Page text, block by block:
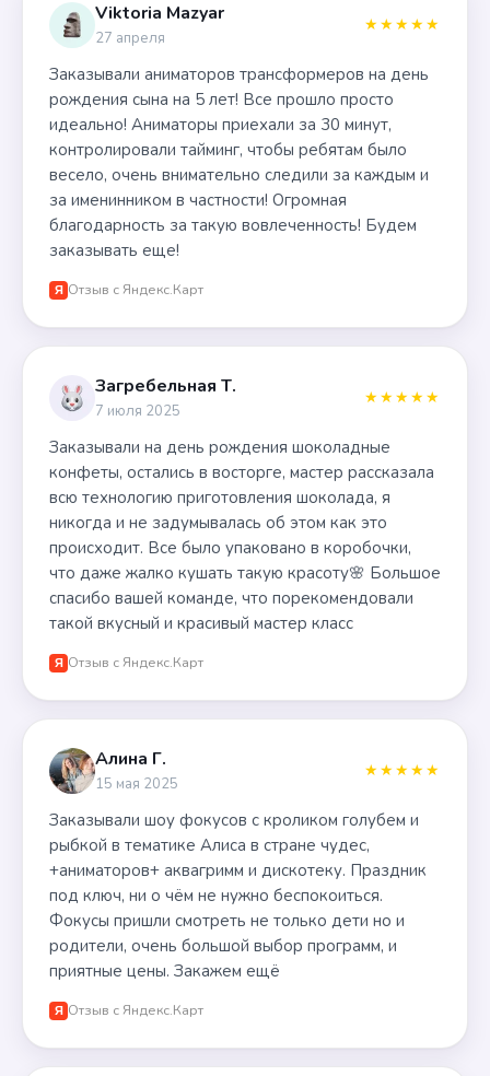
Viktoria Mazyar
27 апреля
★★★★★
Заказывали аниматоров трансформеров на день
рождения сына на 5 лет! Все прошло просто
идеально! Аниматоры приехали за 30 минут,
контролировали тайминг, чтобы ребятам было
весело, очень внимательно следили за каждым и
за именинником в частности! Огромная
благодарность за такую вовлеченность! Будем
заказывать еще!
Я Отзыв с Яндекс.Карт
Загребельная Т.
7 июля 2025
★★★★★
Заказывали на день рождения шоколадные
конфеты, остались в восторге, мастер рассказала
всю технологию приготовления шоколада, я
никогда и не задумывалась об этом как это
происходит. Все было упаковано в коробочки,
что даже жалко кушать такую красоту🌸 Большое
спасибо вашей команде, что порекомендовали
такой вкусный и красивый мастер класс
Я Отзыв с Яндекс.Карт
Алина Г.
15 мая 2025
★★★★★
Заказывали шоу фокусов с кроликом голубем и
рыбкой в тематике Алиса в стране чудес,
+аниматоров+ аквагримм и дискотеку. Праздник
под ключ, ни о чём не нужно беспокоиться.
Фокусы пришли смотреть не только дети но и
родители, очень большой выбор программ, и
приятные цены. Закажем ещё
Я Отзыв с Яндекс.Карт